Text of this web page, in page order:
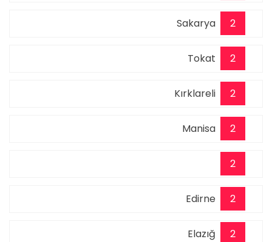
Sakarya 2
Tokat 2
Kırklareli 2
Manisa 2
2
Edirne 2
Elazığ 2